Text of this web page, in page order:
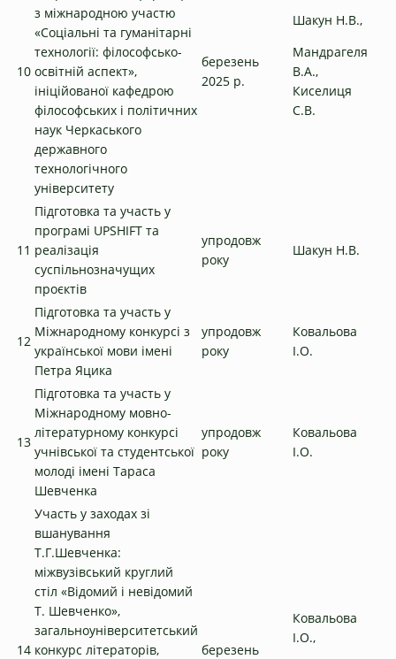
10
з міжнародною участю
«Соціальні та гуманітарні
технології: філософсько-
освітній аспект»,
ініційованої кафедрою
філософських і політичних
наук Черкаського
державного
технологічного
університету
березень
2025 р.
Шакун Н.В.,
Мандрагеля
В.А.,
Киселиця
С.В.
11
Підготовка та участь у
програмі UPSHIFT та
реалізація
суспільнозначущих
проєктів
упродовж
року
Шакун Н.В.
12
Підготовка та участь у
Міжнародному конкурсі з
української мови імені
Петра Яцика
упродовж
року
Ковальова
І.О.
13
Підготовка та участь у
Міжнародному мовно-
літературному конкурсі
учнівської та студентської
молоді імені Тараса
Шевченка
упродовж
року
Ковальова
І.О.
14
Участь у заходах зі
вшанування
Т.Г.Шевченка:
міжвузівський круглий
стіл «Відомий і невідомий
Т. Шевченко»,
загальноуніверситетський
конкурс літераторів,
березень
Ковальова
І.О.,